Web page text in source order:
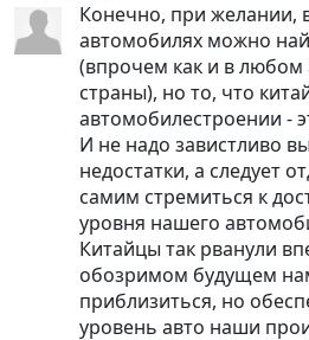
Конечно, при желании,
автомобилях можно
(впрочем как и в
страны), но то, что
автомобилестроении -
И не надо завистливо
недостатки, а следует
самим стремиться к
уровня нашего
Китайцы так рванули
обозримом будущем
приблизиться, но
уровень авто наши